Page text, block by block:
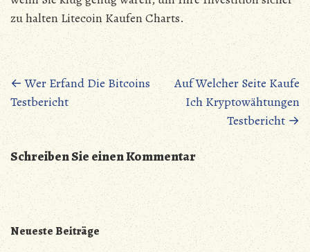
zu halten Litecoin Kaufen Charts.
Posts
navigation
← Wer Erfand Die Bitcoins
Testbericht
Auf Welcher Seite Kaufe
Ich Kryptowähtungen
Testbericht →
Schreiben Sie einen Kommentar
Neueste Beiträge